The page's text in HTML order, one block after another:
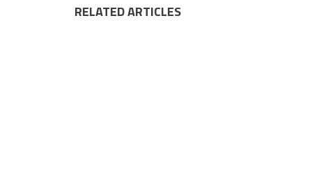
RELATED ARTICLES